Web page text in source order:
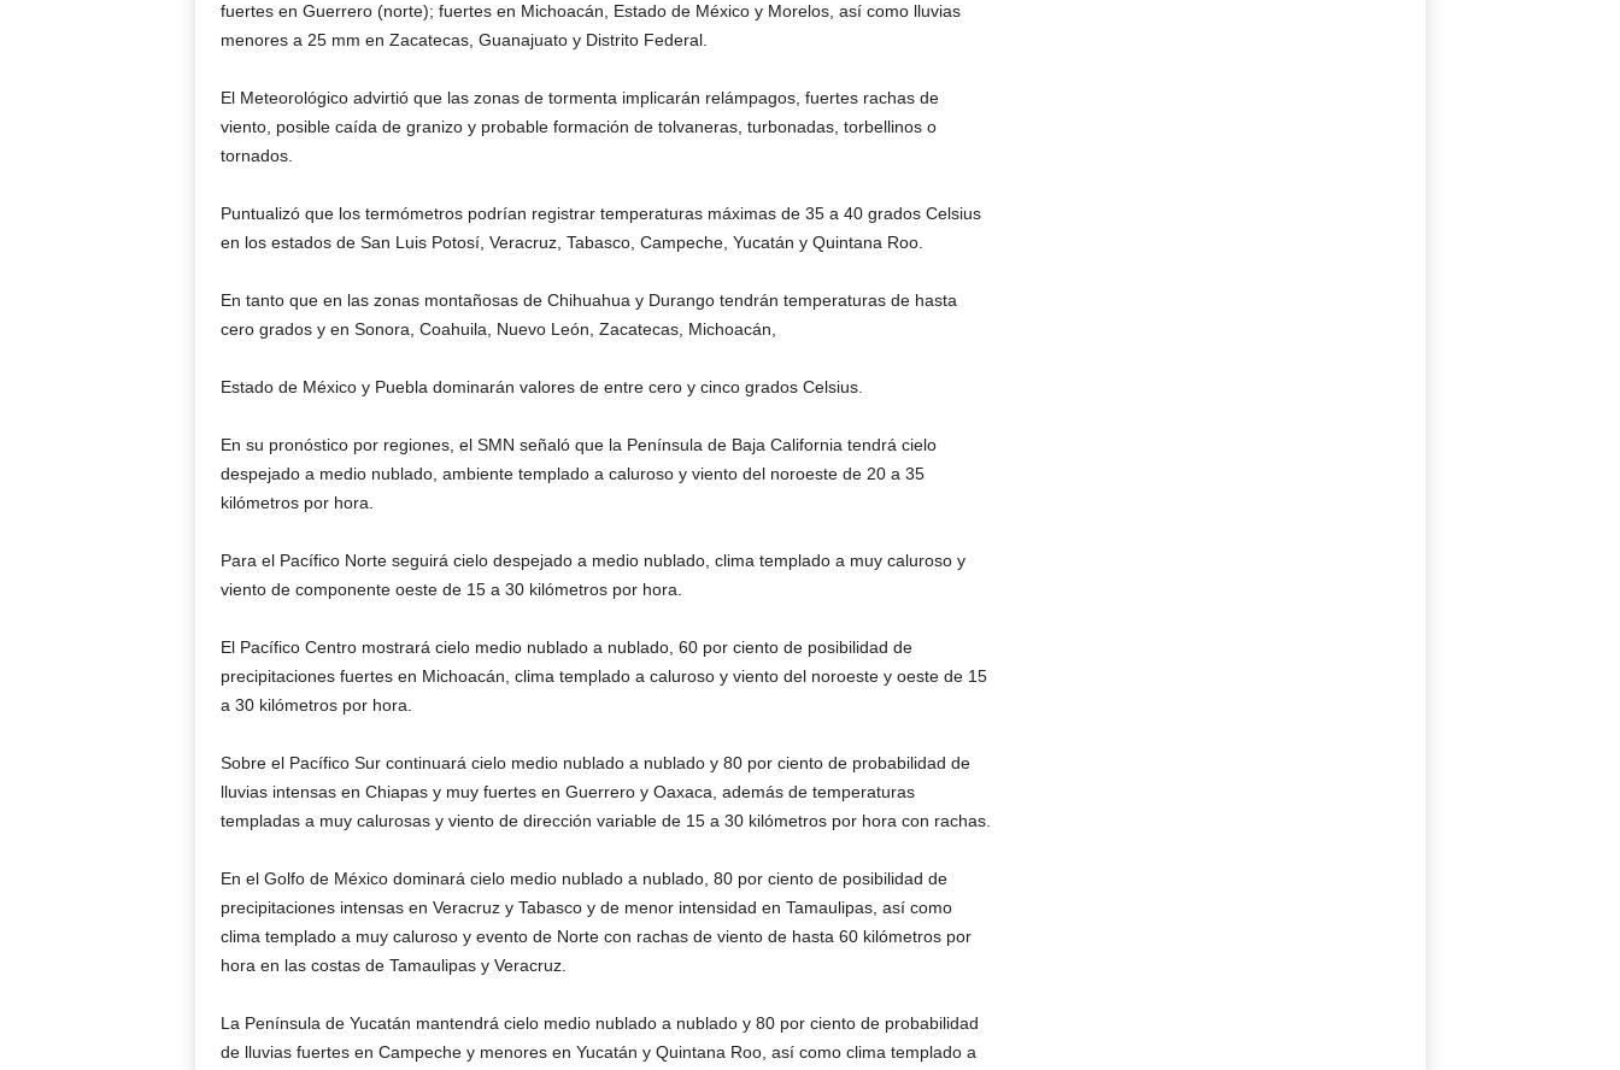
fuertes en Guerrero (norte); fuertes en Michoacán, Estado de México y Morelos, así como lluvias
menores a 25 mm en Zacatecas, Guanajuato y Distrito Federal.
El Meteorológico advirtió que las zonas de tormenta implicarán relámpagos, fuertes rachas de
viento, posible caída de granizo y probable formación de tolvaneras, turbonadas, torbellinos o
tornados.
Puntualizó que los termómetros podrían registrar temperaturas máximas de 35 a 40 grados Celsius
en los estados de San Luis Potosí, Veracruz, Tabasco, Campeche, Yucatán y Quintana Roo.
En tanto que en las zonas montañosas de Chihuahua y Durango tendrán temperaturas de hasta
cero grados y en Sonora, Coahuila, Nuevo León, Zacatecas, Michoacán,
Estado de México y Puebla dominarán valores de entre cero y cinco grados Celsius.
En su pronóstico por regiones, el SMN señaló que la Península de Baja California tendrá cielo
despejado a medio nublado, ambiente templado a caluroso y viento del noroeste de 20 a 35
kilómetros por hora.
Para el Pacífico Norte seguirá cielo despejado a medio nublado, clima templado a muy caluroso y
viento de componente oeste de 15 a 30 kilómetros por hora.
El Pacífico Centro mostrará cielo medio nublado a nublado, 60 por ciento de posibilidad de
precipitaciones fuertes en Michoacán, clima templado a caluroso y viento del noroeste y oeste de 15
a 30 kilómetros por hora.
Sobre el Pacífico Sur continuará cielo medio nublado a nublado y 80 por ciento de probabilidad de
lluvias intensas en Chiapas y muy fuertes en Guerrero y Oaxaca, además de temperaturas
templadas a muy calurosas y viento de dirección variable de 15 a 30 kilómetros por hora con rachas.
En el Golfo de México dominará cielo medio nublado a nublado, 80 por ciento de posibilidad de
precipitaciones intensas en Veracruz y Tabasco y de menor intensidad en Tamaulipas, así como
clima templado a muy caluroso y evento de Norte con rachas de viento de hasta 60 kilómetros por
hora en las costas de Tamaulipas y Veracruz.
La Península de Yucatán mantendrá cielo medio nublado a nublado y 80 por ciento de probabilidad
de lluvias fuertes en Campeche y menores en Yucatán y Quintana Roo, así como clima templado a